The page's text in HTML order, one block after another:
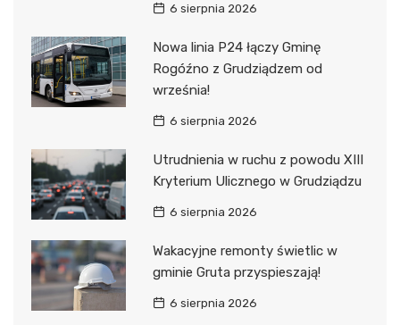
6 sierpnia 2026
Nowa linia P24 łączy Gminę
Rogóźno z Grudziądzem od
września!
6 sierpnia 2026
Utrudnienia w ruchu z powodu XIII
Kryterium Ulicznego w Grudziądzu
6 sierpnia 2026
Wakacyjne remonty świetlic w
gminie Gruta przyspieszają!
6 sierpnia 2026